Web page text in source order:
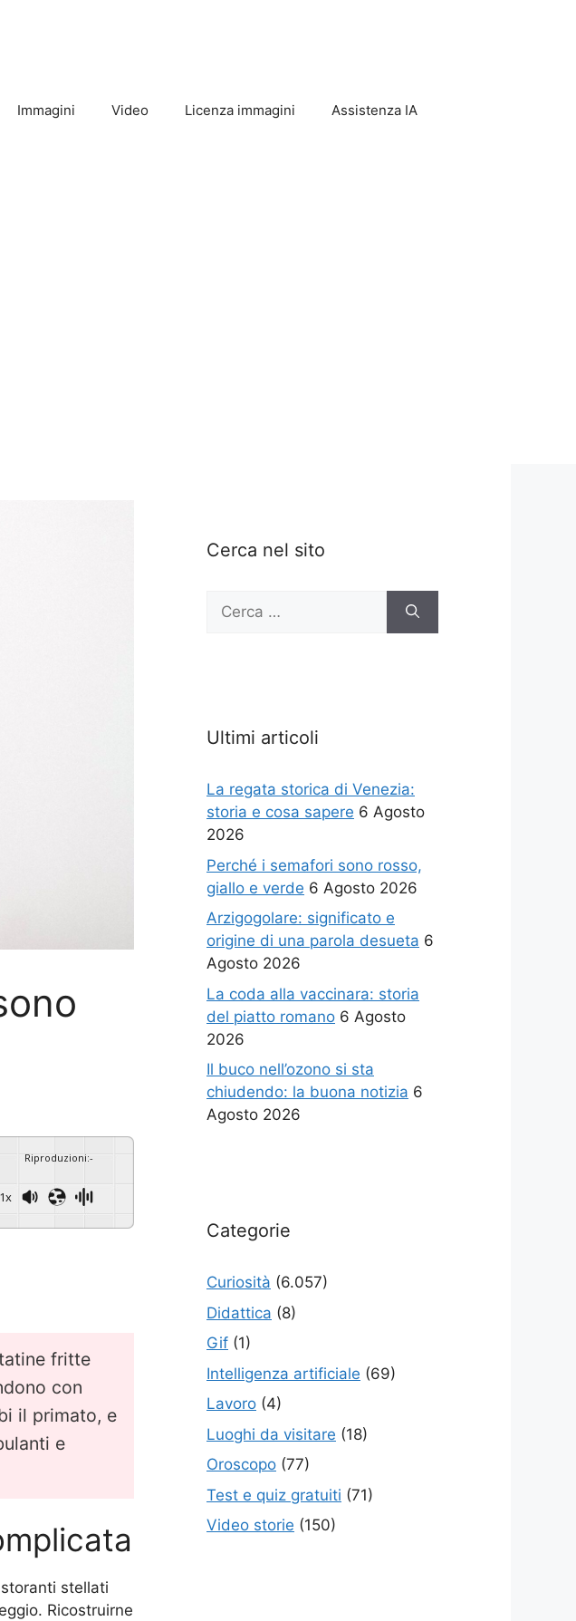
Immagini Video Licenza immagini Assistenza IA
Riproduzioni:-
1x
fritte
con
il primato, e
e
stellati
Ricostruirne
Cerca nel sito
Ricerca
Ultimi articoli
La regata storica di Venezia:
storia e cosa sapere 6 Agosto
2026
Perché i semafori sono rosso,
giallo e verde 6 Agosto 2026
Arzigogolare: significato e
origine di una parola desueta 6
Agosto 2026
La coda alla vaccinara: storia
del piatto romano 6 Agosto
2026
Il buco nell’ozono si sta
chiudendo: la buona notizia 6
Agosto 2026
Categorie
Curiosità (6.057)
Didattica (8)
Gif (1)
Intelligenza artificiale (69)
Lavoro (4)
Luoghi da visitare (18)
Oroscopo (77)
Test e quiz gratuiti (71)
Video storie (150)